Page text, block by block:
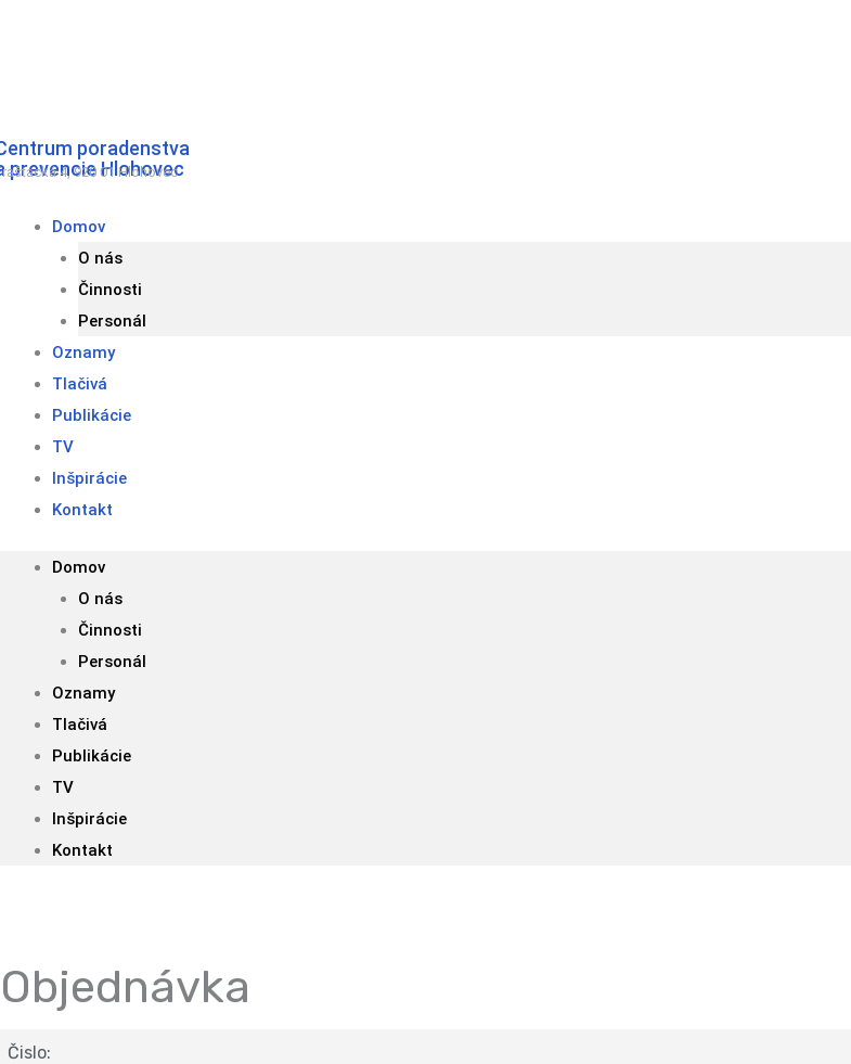
poradenstva
prevencie Hlohovec
4, 920 01 Hlohovec
Domov
O nás
Činnosti
Personál
Oznamy
Tlačivá
Publikácie
TV
Inšpirácie
Kontakt
Domov
O nás
Činnosti
Personál
Oznamy
Tlačivá
Publikácie
TV
Inšpirácie
Kontakt
Objednávka
Čislo: